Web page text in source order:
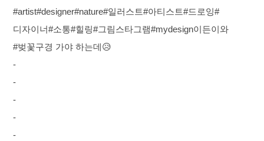
#artist#designer#nature#일러스트#아티스트#드로잉#
디자이너#소통#힐링#그림스타그램#mydesign이든이와
#벚꽃구경 가야 하는데😥
-
-
-
-
-